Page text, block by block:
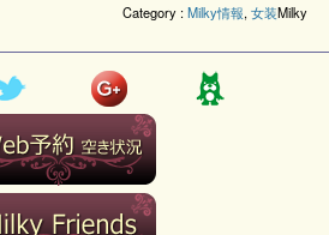
Category :Milky情報, 女装Milky